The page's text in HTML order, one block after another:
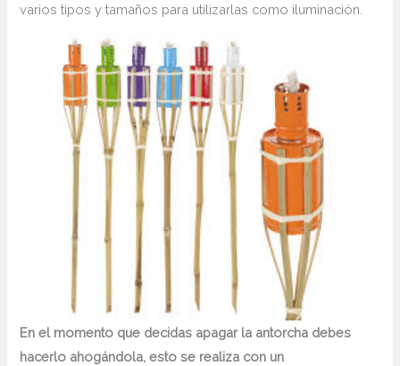
varios tipos y tamaños para utilizarlas como iluminación.
En el momento que decidas apagar la antorcha debes
hacerlo ahogándola, esto se realiza con un